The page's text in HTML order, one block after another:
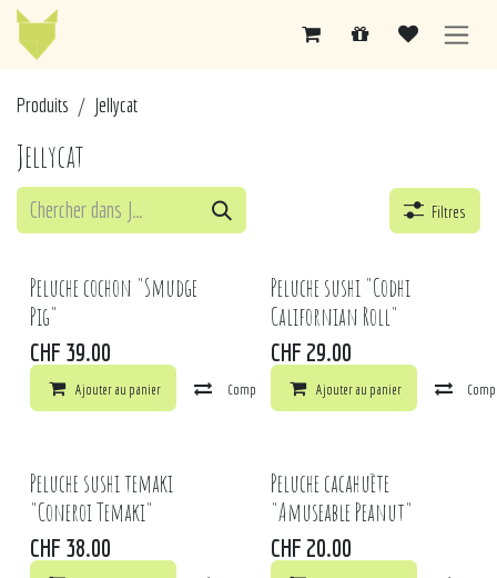
Se rendre au contenu
Prod​​uits Jellycat
Jellycat
Filtres
Peluche cochon "Smudge
Pig"
CHF 39.00
Ajouter au panier Comparer Ajouter à la liste de souhaits
Peluche sushi "Codhi
Californian Roll"
CHF 29.00
Ajouter au panier
Peluche sushi temaki
"Coneroi Temaki"
CHF 38.00
Peluche cacahuète
"Amuseable Peanut"
CHF 20.00